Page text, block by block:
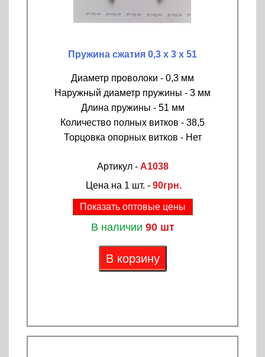
Пружина сжатия 0,3 х 3 х 51
Диаметр проволоки - 0,3 мм
Наружный диаметр пружины - 3 мм
Длина пружины - 51 мм
Количество полных витков - 38,5
Торцовка опорных витков - Нет
Артикул - A1038
Цена на 1 шт. - 90грн.
Показать оптовые цены
В наличии 90 шт
В корзину